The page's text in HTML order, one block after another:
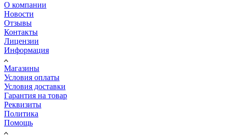
О компании
Новости
Отзывы
Контакты
Лицензии
Информация
Магазины
Условия оплаты
Условия доставки
Гарантия на товар
Реквизиты
Политика
Помощь